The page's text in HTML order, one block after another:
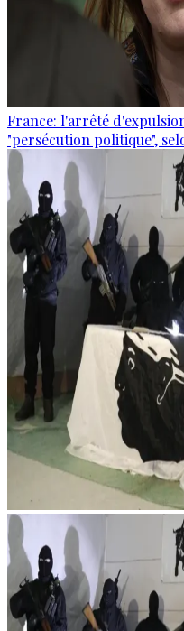
France: l'arrêté
"persécution politique",